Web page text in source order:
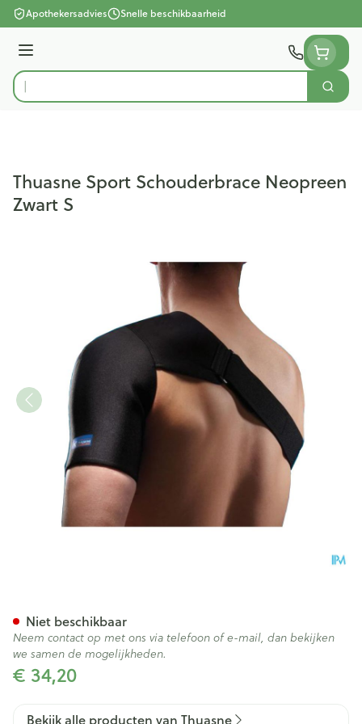
Ga naar de inhoud
Apothekersadvies Snelle beschikbaarheid
Menu
Product, merk, categorie...
Zoek
Thuasne Sport Schouderbrace Neopreen
Zwart S
€ 34,20
Niet beschikbaar
Neem contact op met ons via telefoon of e-mail, dan bekijken
we samen de mogelijkheden.
Bekijk alle producten van Thuasne